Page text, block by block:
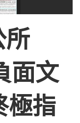
所
面文
極指